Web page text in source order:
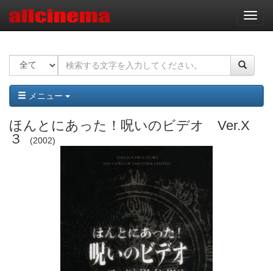
ナ
ビ
ー
ョ
ン
メニュー
ほんとにあった！呪いのビデオ Ver.X
３
2002